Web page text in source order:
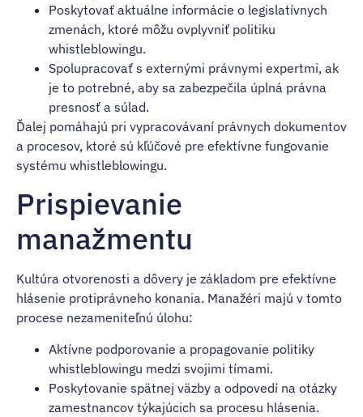
Poskytovať aktuálne informácie o legislatívnych
zmenách, ktoré môžu ovplyvniť politiku
whistleblowingu.
Spolupracovať s externými právnymi expertmi, ak
je to potrebné, aby sa zabezpečila úplná právna
presnosť a súlad.
Ďalej pomáhajú pri vypracovávaní právnych dokumentov
a procesov, ktoré sú kľúčové pre efektívne fungovanie
systému whistleblowingu.
Prispievanie
manažmentu
Kultúra otvorenosti a dôvery je základom pre efektívne
hlásenie protiprávneho konania. Manažéri majú v tomto
procese nezameniteľnú úlohu:
Aktívne podporovanie a propagovanie politiky
whistleblowingu medzi svojimi tímami.
Poskytovanie spätnej väzby a odpovedí na otázky
zamestnancov týkajúcich sa procesu hlásenia.